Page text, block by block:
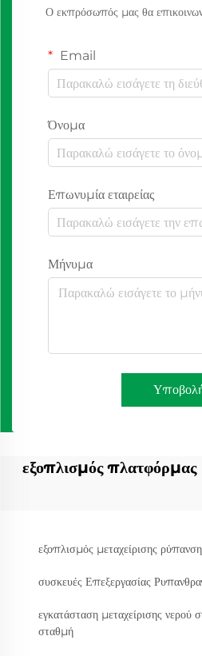
Ο εκπρόσωπός μας θα
Email
Όνομα
Επωνυμία εταιρείας
Μήνυμα
εξοπλισμός πλατφόρμας
εξοπλισμός μεταχείρισης
συσκευές Επεξεργασίας
εγκατάσταση μεταχείρισης νερού
σταθμή